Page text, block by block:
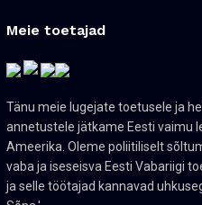
Meie toetajad
Tänu meie lugejate toetusele ja
annetustele jätkame Eesti vaimu
Ameerika. Oleme poliitiliselt
vaba ja iseseisva Eesti Vabariigi
ja selle töötajad kannavad